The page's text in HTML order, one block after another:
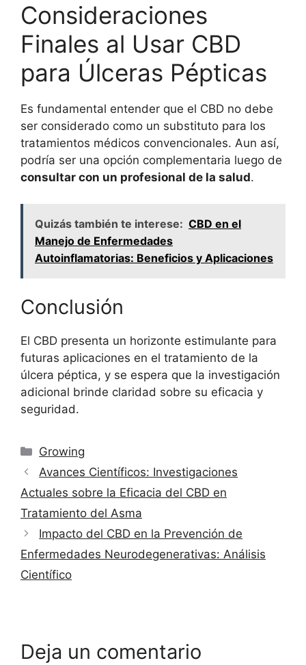
Consideraciones
Finales al Usar CBD
para Úlceras Pépticas
Es fundamental entender que el CBD no debe
ser considerado como un substituto para los
tratamientos médicos convencionales. Aun así,
podría ser una opción complementaria luego de
consultar con un profesional de la salud.
Quizás también te interese: CBD en el
Manejo de Enfermedades
Autoinflamatorias: Beneficios y Aplicaciones
Conclusión
El CBD presenta un horizonte estimulante para
futuras aplicaciones en el tratamiento de la
úlcera péptica, y se espera que la investigación
adicional brinde claridad sobre su eficacia y
seguridad.
Categorías
Growing
Avances Científicos: Investigaciones
Actuales sobre la Eficacia del CBD en
Tratamiento del Asma
Impacto del CBD en la Prevención de
Enfermedades Neurodegenerativas: Análisis
Científico
Deja un comentario